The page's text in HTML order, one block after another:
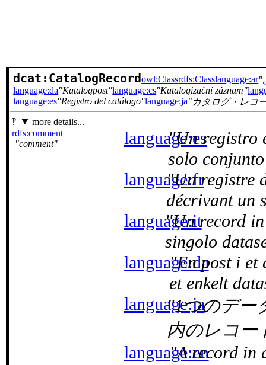
dcat:CatalogRecordowl:Classrdfs:Classlanguage:ar
language:da Katalogpost language:cs Katalogizační záznam
language:es Registro del catálogo language:ja
カタログ・レコ
more details...
rdfs:comment
comment
language:esUn registro
solo
language:frUn registre
décrivant un
language:itUn record
singolo
language:daEn post i et
et enkelt
language:ja1つのデー
内のレコー
language:enA record in